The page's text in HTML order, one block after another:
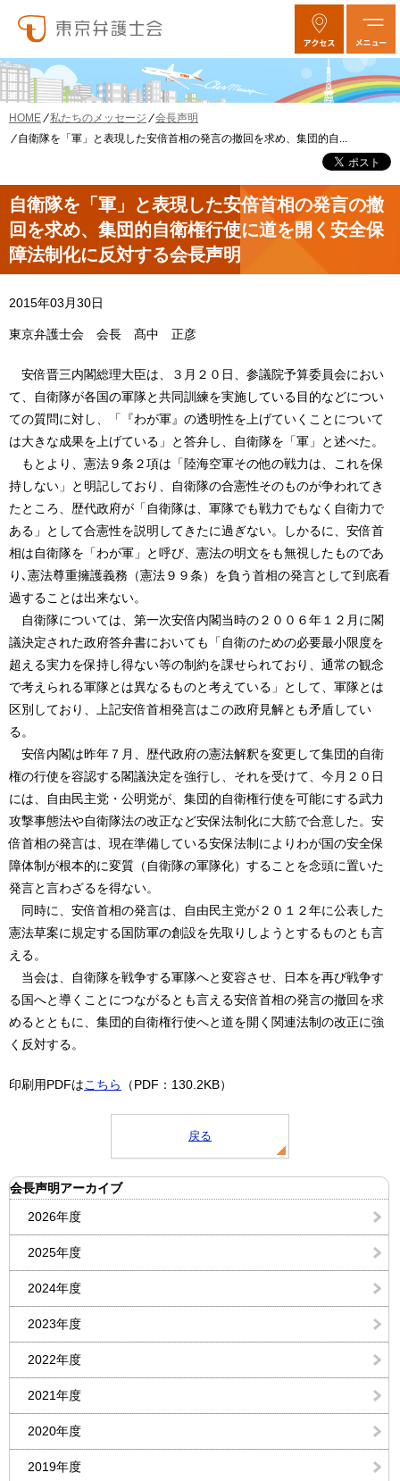
HOME 私たちのメッセージ
会長声明
自衛隊を「軍」と表現した安倍首相の発言の撤回を求め、集団的自...
自衛隊を「軍」と表現した安倍首相の発言の撤
回を求め、集団的自衛権行使に道を開く安全保
障法制化に反対する会長声明
2015年03月30日
東京弁護士会 会長 髙中 正彦
安倍晋三内閣総理大臣は、３月２０日、参議院予算委員会におい
て、自衛隊が各国の軍隊と共同訓練を実施している目的などについ
ての質問に対し、「『わが軍』の透明性を上げていくことについて
は大きな成果を上げている」と答弁し、自衛隊を「軍」と述べた。
もとより、憲法９条２項は「陸海空軍その他の戦力は、これを保
持しない」と明記しており、自衛隊の合憲性そのものが争われてき
たところ、歴代政府が「自衛隊は、軍隊でも戦力でもなく自衛力で
ある」として合憲性を説明してきたに過ぎない。しかるに、安倍首
相は自衛隊を「わが軍」と呼び、憲法の明文をも無視したものであ
り､憲法尊重擁護義務（憲法９９条）を負う首相の発言として到底看
過することは出来ない。
自衛隊については、第一次安倍内閣当時の２００６年１２月に閣
議決定された政府答弁書においても「自衛のための必要最小限度を
超える実力を保持し得ない等の制約を課せられており、通常の観念
で考えられる軍隊とは異なるものと考えている」として、軍隊とは
区別しており、上記安倍首相発言はこの政府見解とも矛盾してい
る。
安倍内閣は昨年７月、歴代政府の憲法解釈を変更して集団的自衛
権の行使を容認する閣議決定を強行し、それを受けて、今月２０日
には、自由民主党・公明党が、集団的自衛権行使を可能にする武力
攻撃事態法や自衛隊法の改正など安保法制化に大筋で合意した。安
倍首相の発言は、現在準備している安保法制によりわが国の安全保
障体制が根本的に変質（自衛隊の軍隊化）することを念頭に置いた
発言と言わざるを得ない。
同時に、安倍首相の発言は、自由民主党が２０１２年に公表した
憲法草案に規定する国防軍の創設を先取りしようとするものとも言
える。
当会は、自衛隊を戦争する軍隊へと変容させ、日本を再び戦争す
る国へと導くことにつながるとも言える安倍首相の発言の撤回を求
めるとともに、集団的自衛権行使へと道を開く関連法制の改正に強
く反対する。
印刷用PDFはこちら （PDF：130.2KB）
戻る
会長声明アーカイブ
2026年度
2025年度
2024年度
2023年度
2022年度
2021年度
2020年度
2019年度